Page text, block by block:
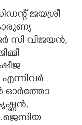
ജയശ്രീ
സി വിജയൻ,
എന്നിവർ
ഓർത്തോ